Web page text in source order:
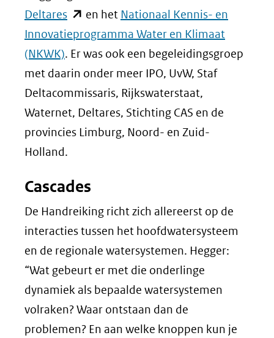
Deltares(opent
in
nieuw
venster)
(verwijst
naar
een
andere
en het Nationaal Kennis- en
Innovatieprogramma Water en Klimaat
(NKWK). Er was ook een begeleidingsgroep
met daarin onder meer IPO, UvW, Staf
Deltacommissaris, Rijkswaterstaat,
Waternet, Deltares, Stichting CAS en de
provincies Limburg, Noord- en Zuid-
Holland.
Cascades
De Handreiking richt zich allereerst op de
interacties tussen het hoofdwatersysteem
en de regionale watersystemen. Hegger:
“Wat gebeurt er met die onderlinge
dynamiek als bepaalde watersystemen
volraken? Waar ontstaan dan de
problemen? En aan welke knoppen kun je